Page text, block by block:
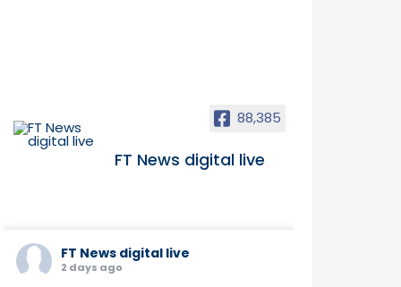
88,385
FT News digital live
FT News digital live
2 days ago